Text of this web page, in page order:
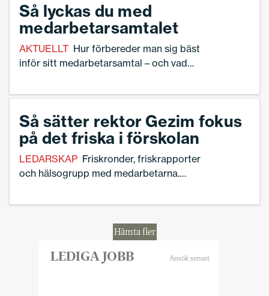
Så lyckas du med
medarbetarsamtalet
AKTUELLT Hur förbereder man sig bäst
inför sitt medarbetarsamtal – och vad
Här guidar Anders Forsell,
och expert på arbetsmiljöfrågor,
skolledare inför medarbetarsamtalet.
Så sätter rektor Gezim fokus
på det friska i förskolan
LEDARSKAP Friskronder, friskrapporter
och hälsogrupp med medarbetarna.
hälsofrämjande synsätt i sina förskolor,
krävs det ett visst mod där du ibland
du tror på, säger han.
Hämta fler